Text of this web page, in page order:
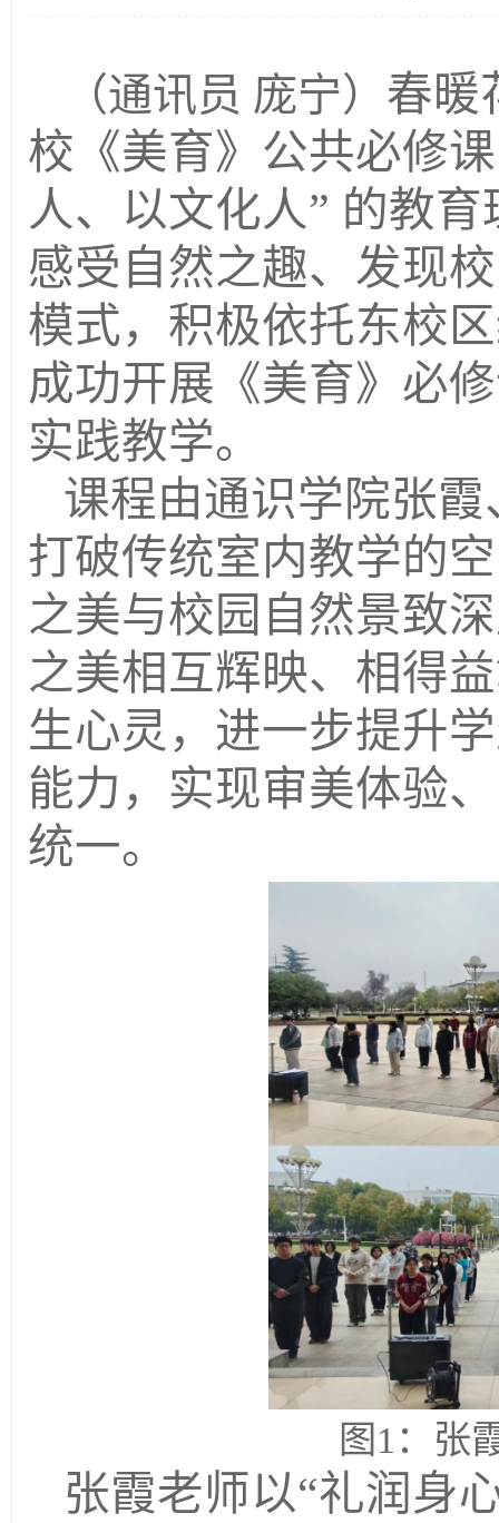
（通讯员 庞宁） 春暖
校《美育》公共必修
人、以文化人” 的教
感受自然之趣、发现
模式，积极依托东校
成功开展《美育》必
实践教学。
课程由通识学院张
打破传统室内教学的
之美与校园自然景致
之美相互辉映、相得
生心灵，进一步提升
能力，实现审美体验
统一。
图1：张
张霞老师以“礼润身